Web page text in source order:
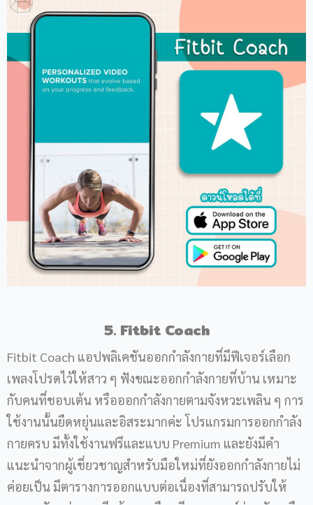
5. Fitbit Coach
Fitbit Coach แอปพลิเคชันออกกำลังกายที่มีฟีเจอร์เลือก
เพลงโปรดไว้ให้สาว ๆ ฟังขณะออกกำลังกายที่บ้าน เหมาะ
กับคนที่ชอบเต้น หรือออกกำลังกายตามจังหวะเพลิน ๆ การ
ใช้งานนั้นยืดหยุ่นและอิสระมากค่ะ โปรแกรมการออกกำลัง
กายครบ มีทั้งใช้งานฟรีและแบบ Premium และยังมีคำ
แนะนำจากผู้เชี่ยวชาญสำหรับมือใหม่ที่ยังออกกำลังกายไม่
ค่อยเป็น มีตารางการออกแบบต่อเนื่องที่สามารถปรับให้